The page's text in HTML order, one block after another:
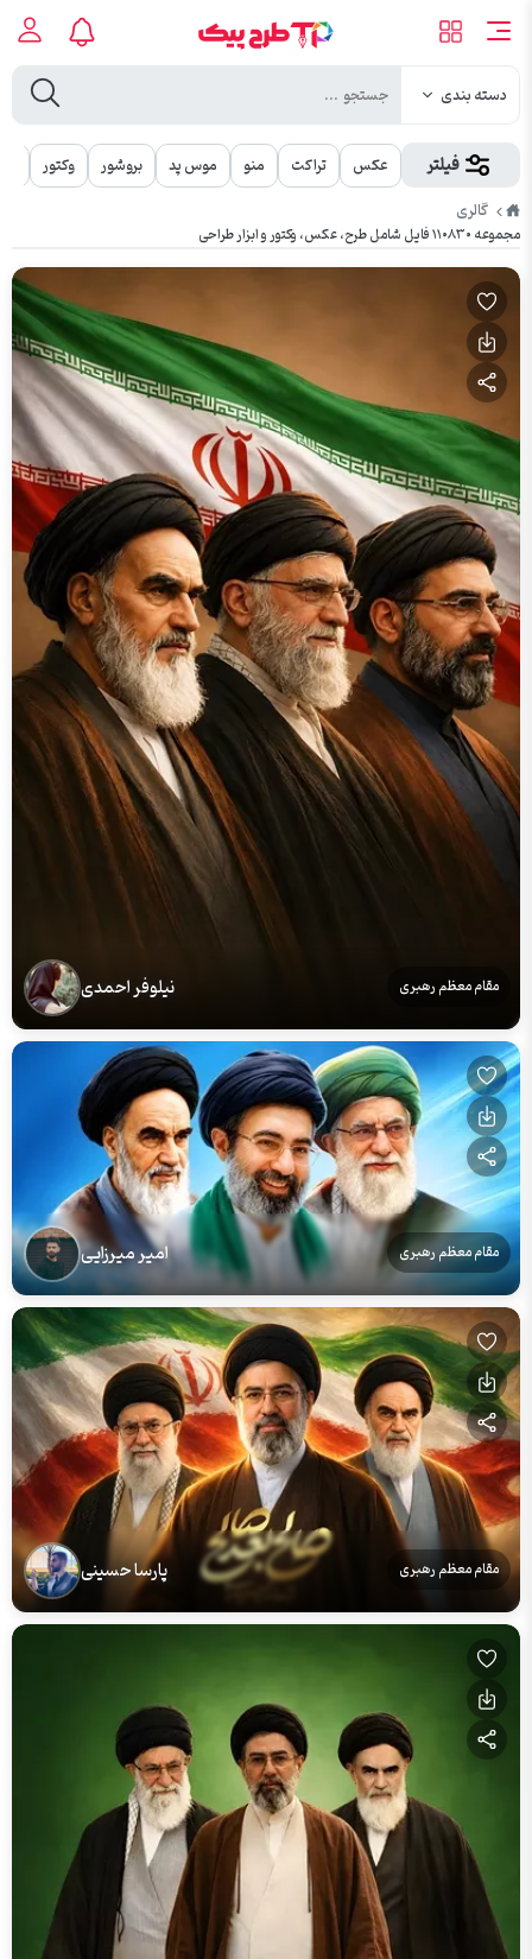
دسته بندی
فیلتر عکس تراکت منو موس پد بروشور وکتور
طرح
پیک
گالری
مجموعه ۱۱۰۸۳۰ فایل شامل طرح، عکس، وکتور و ابزار طراحی
مقام معظم رهبری نیلوفر احمدی
مقام معظم رهبری امیر میرزایی
مقام معظم رهبری پارسا حسینی